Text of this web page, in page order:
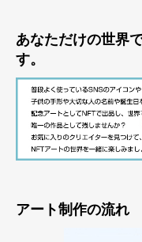
あなただけの世界
す。
アート制作の流れ